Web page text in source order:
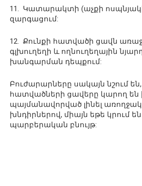
11. Կատարակտի (աչքի
զարգացում:
12. Քունքի հատվածի ցավն
գլխուղեղի և ողնուղեղային
խանգարման դեպքում:
Բուժարարները սակայն նշում են,
հատվածների ցավերը կարող
պայմանավորված լինել
խնդիրներով, միայն եթե կրում
պարբերական բնույթ: